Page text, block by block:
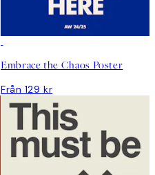
Embrace the Chaos Poster
Från 129 kr